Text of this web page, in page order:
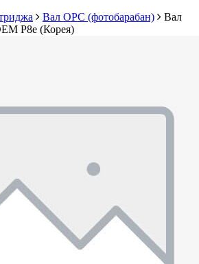
Вал OPC (фотобарабан)
Вал
P8e (Корея)